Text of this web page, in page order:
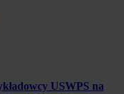
USWPS na